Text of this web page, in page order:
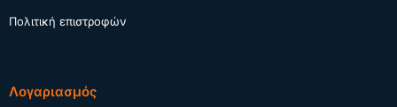
Πολιτική επιστροφών
Λογαριασμός